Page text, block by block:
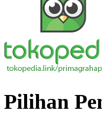
Pilihan